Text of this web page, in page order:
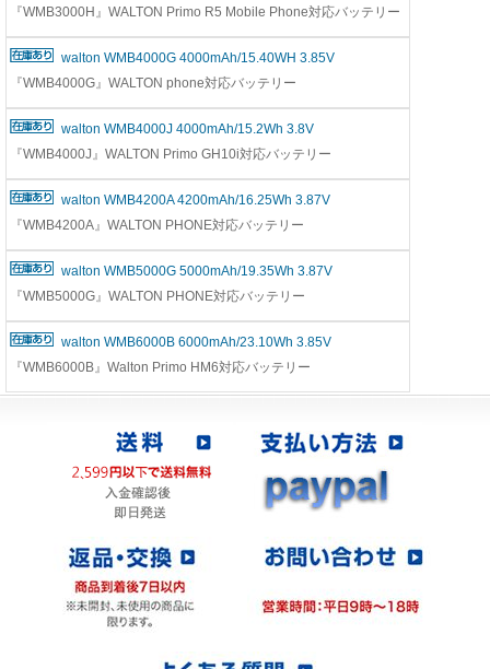
『WMB3000H』WALTON Primo R5 Mobile Phone対応バッテリー
walton WMB4000G 4000mAh/15.40WH 3.85V
『WMB4000G』WALTON phone対応バッテリー
walton WMB4000J 4000mAh/15.2Wh 3.8V
『WMB4000J』WALTON Primo GH10i対応バッテリー
walton WMB4200A 4200mAh/16.25Wh 3.87V
『WMB4200A』WALTON PHONE対応バッテリー
walton WMB5000G 5000mAh/19.35Wh 3.87V
『WMB5000G』WALTON PHONE対応バッテリー
walton WMB6000B 6000mAh/23.10Wh 3.85V
『WMB6000B』Walton Primo HM6対応バッテリー